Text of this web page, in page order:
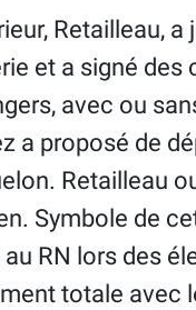
Retailleau,
et a signé
avec ou
a proposé de
Retailleau
Symbole de
au RN lors des
totale avec